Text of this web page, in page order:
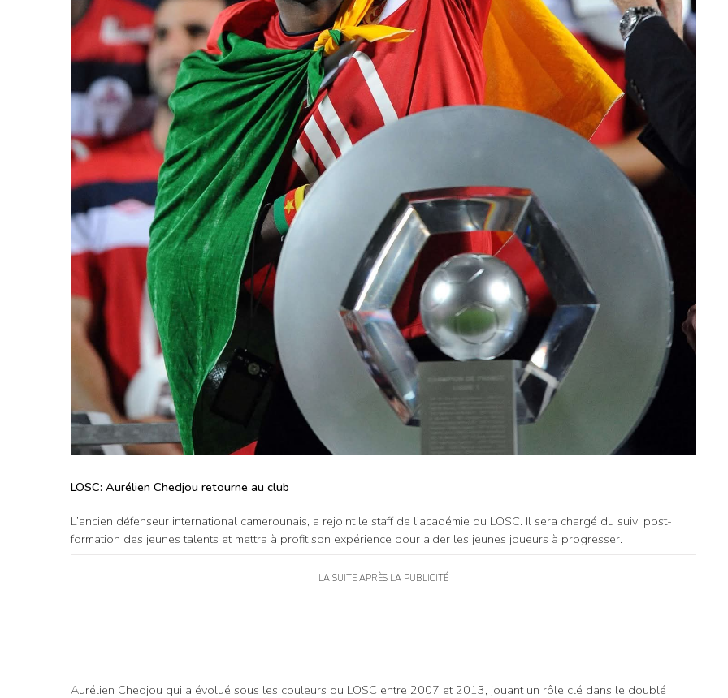
LOSC: Aurélien Chedjou retourne au club
L’ancien défenseur international camerounais, a rejoint le staff de l’académie du LOSC. Il sera chargé du suivi post-
formation des jeunes talents et mettra à profit son expérience pour aider les jeunes joueurs à progresser.
LA SUITE APRÈS LA PUBLICITÉ
Aurélien Chedjou qui a évolué sous les couleurs du LOSC entre 2007 et 2013, jouant un rôle clé dans le doublé